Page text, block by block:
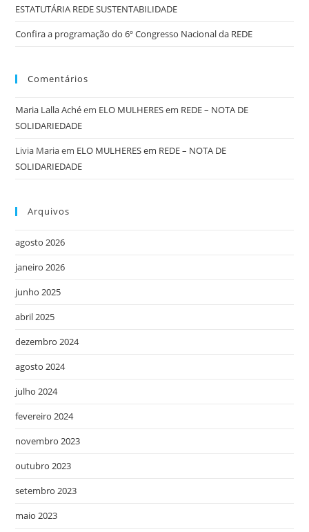
ESTATUTÁRIA REDE SUSTENTABILIDADE
Confira a programação do 6º Congresso Nacional da REDE
Comentários
Maria Lalla Achéem ELO MULHERES em REDE – NOTA DE
SOLIDARIEDADE
Livia Mariaem ELO MULHERES em REDE – NOTA DE
SOLIDARIEDADE
Arquivos
agosto 2026
janeiro 2026
junho 2025
abril 2025
dezembro 2024
agosto 2024
julho 2024
fevereiro 2024
novembro 2023
outubro 2023
setembro 2023
maio 2023